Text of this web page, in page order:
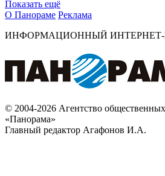
Показать ещё
О Панораме Реклама
ИНФОРМАЦИОННЫЙ
© 2004-2026 Агентство
«Панорама»
Главный редактор Агафонов И.А.